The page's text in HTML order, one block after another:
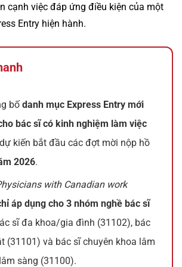
cạnh việc đáp ứng điều kiện của một
Entry hiện hành.
bốdanh mục Express Entry mới
bác sĩ có kinh nghiệm làm việc
kiến bắt đầu các đợt mời nộp hồ
2026.
with Canadian work
áp dụng cho 3 nhóm nghề bác sĩ
sĩ đa khoa/gia đình (31102), bác
(31101) và bác sĩ chuyên khoa lâm
sàng (31100).